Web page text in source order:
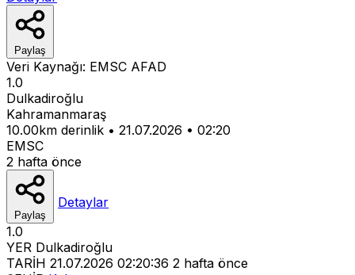
Paylaş
Veri Kaynağı: EMSC AFAD
1.0
Dulkadiroğlu
Kahramanmaraş
10.00km derinlik • 21.07.2026 • 02:20
EMSC
2 hafta önce
Paylaş
Detaylar
1.0
YER Dulkadiroğlu
TARİH 21.07.2026 02:20:36 2 hafta önce